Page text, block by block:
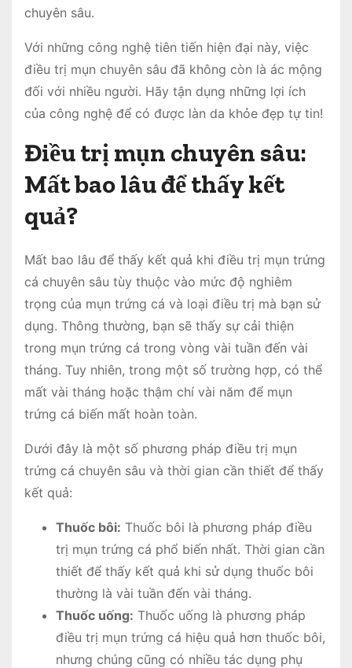
chuyên sâu.
Với những công nghệ tiên tiến hiện đại này, việc
điều trị mụn chuyên sâu đã không còn là ác mộng
đối với nhiều người. Hãy tận dụng những lợi ích
của công nghệ để có được làn da khỏe đẹp tự tin!
Điều trị mụn chuyên sâu:
Mất bao lâu để thấy kết
quả?
Mất bao lâu để thấy kết quả khi điều trị mụn trứng
cá chuyên sâu tùy thuộc vào mức độ nghiêm
trọng của mụn trứng cá và loại điều trị mà bạn sử
dụng. Thông thường, bạn sẽ thấy sự cải thiện
trong mụn trứng cá trong vòng vài tuần đến vài
tháng. Tuy nhiên, trong một số trường hợp, có thể
mất vài tháng hoặc thậm chí vài năm để mụn
trứng cá biến mất hoàn toàn.
Dưới đây là một số phương pháp điều trị mụn
trứng cá chuyên sâu và thời gian cần thiết để thấy
kết quả:
Thuốc bôi: Thuốc bôi là phương pháp điều
trị mụn trứng cá phổ biến nhất. Thời gian cần
thiết để thấy kết quả khi sử dụng thuốc bôi
thường là vài tuần đến vài tháng.
Thuốc uống: Thuốc uống là phương pháp
điều trị mụn trứng cá hiệu quả hơn thuốc bôi,
nhưng chúng cũng có nhiều tác dụng phụ